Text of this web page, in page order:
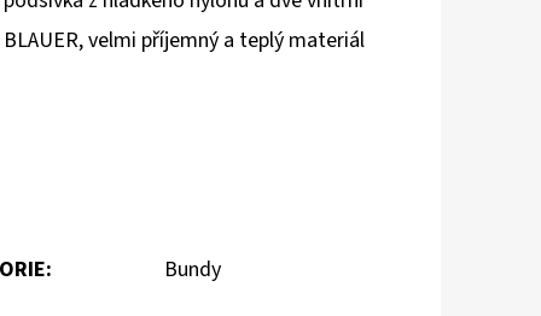
velmi příjemný a teplý materiál
: Bundy